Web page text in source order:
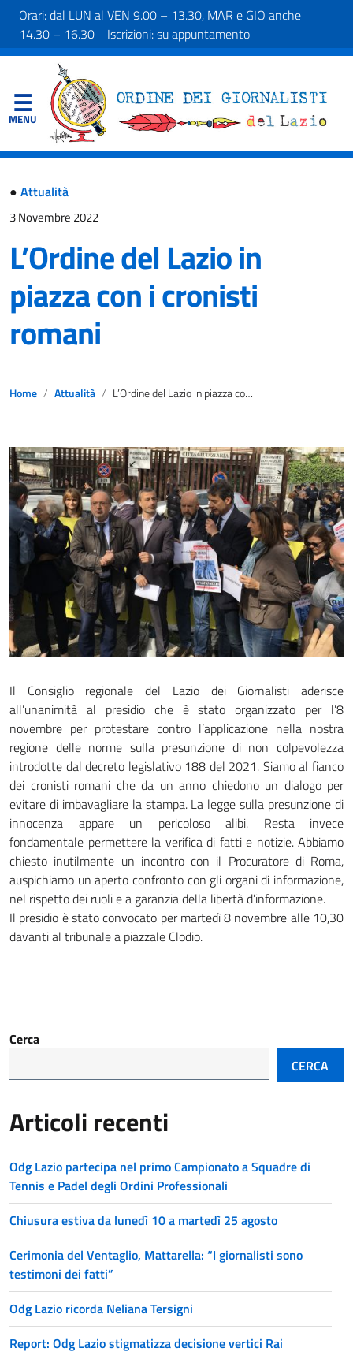
Orari: dal LUN al VEN 9.00 – 13.30, MAR e GIO anche
14.30 – 16.30 Iscrizioni: su appuntamento
● Attualità
3 Novembre 2022
L’Ordine del Lazio in
piazza con i cronisti
romani
Home Attualità L’Ordine del Lazio in piazza con i cronisti romani
Il Consiglio regionale del Lazio dei Giornalisti aderisce
all’unanimità al presidio che è stato organizzato per l’8
novembre per protestare contro l’applicazione nella nostra
regione delle norme sulla presunzione di non colpevolezza
introdotte dal decreto legislativo 188 del 2021. Siamo al fianco
dei cronisti romani che da un anno chiedono un dialogo per
evitare di imbavagliare la stampa. La legge sulla presunzione di
innocenza appare un pericoloso alibi. Resta invece
fondamentale permettere la verifica di fatti e notizie. Abbiamo
chiesto inutilmente un incontro con il Procuratore di Roma,
auspichiamo un aperto confronto con gli organi di informazione,
nel rispetto dei ruoli e a garanzia della libertà d’informazione.
Il presidio è stato convocato per martedì 8 novembre alle 10,30
davanti al tribunale a piazzale Clodio.
Cerca
CERCA
Articoli recenti
Odg Lazio partecipa nel primo Campionato a Squadre di
Tennis e Padel degli Ordini Professionali
Chiusura estiva da lunedì 10 a martedì 25 agosto
Cerimonia del Ventaglio, Mattarella: “I giornalisti sono
testimoni dei fatti”
Odg Lazio ricorda Neliana Tersigni
Report: Odg Lazio stigmatizza decisione vertici Rai